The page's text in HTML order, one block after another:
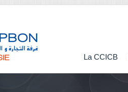
La CCICB